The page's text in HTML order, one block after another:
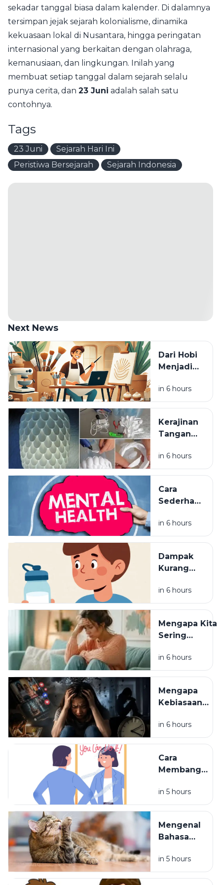
sekadar tanggal biasa dalam kalender. Di dalamnya
tersimpan jejak sejarah kolonialisme, dinamika
kekuasaan lokal di Nusantara, hingga peringatan
internasional yang berkaitan dengan olahraga,
kemanusiaan, dan lingkungan. Inilah yang
membuat setiap tanggal dalam sejarah selalu
punya cerita, dan 23 Juni adalah salah satu
contohnya.
Tags
23 Juni
Sejarah Hari Ini
Peristiwa Bersejarah
Sejarah Indonesia
Next News
Dari Hobi
Menjadi
Mengubah
Keterampilan
Usaha
in 6 hours
Kerajinan
Tangan
Bisa
Menjadi
in 6 hours
Cara
Sederhana
Stres
dalam
Sehari-
hari
in 6 hours
Dampak
Kurang
bagi
Kesehatan
in 6 hours
Mengapa Kita
Sering
Ini Penjelasan
dari Sisi
in 6 hours
Mengapa
Kebiasaan
Memengaruhi
Kondisi
in 6 hours
Cara
Membangun
Percaya Diri
Secara
in 5 hours
Mengenal
Bahasa
Kucing
dan
in 5 hours